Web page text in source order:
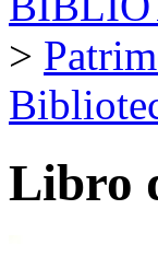
>
Libro